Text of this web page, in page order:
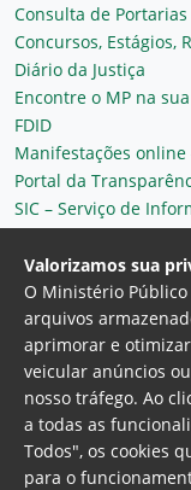
Consulta de Portarias
Concursos, Estágios,
Diário da Justiça
Encontre o MP na
FDID
Manifestações online
Portal da
SIC – Serviço de
Plantão MP do Ceará
Secretaria Geral
Valorizamos sua
O Ministério
arquivos
aprimorar e
veicular anúncios
nosso tráfego. Ao
a todas as
Todos", os cookies
para o